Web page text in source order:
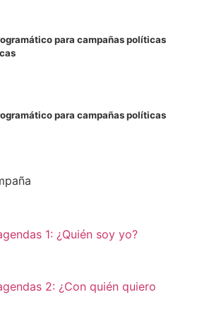
para campañas políticas
para campañas políticas
1: ¿Quién soy yo?
2: ¿Con quién quiero